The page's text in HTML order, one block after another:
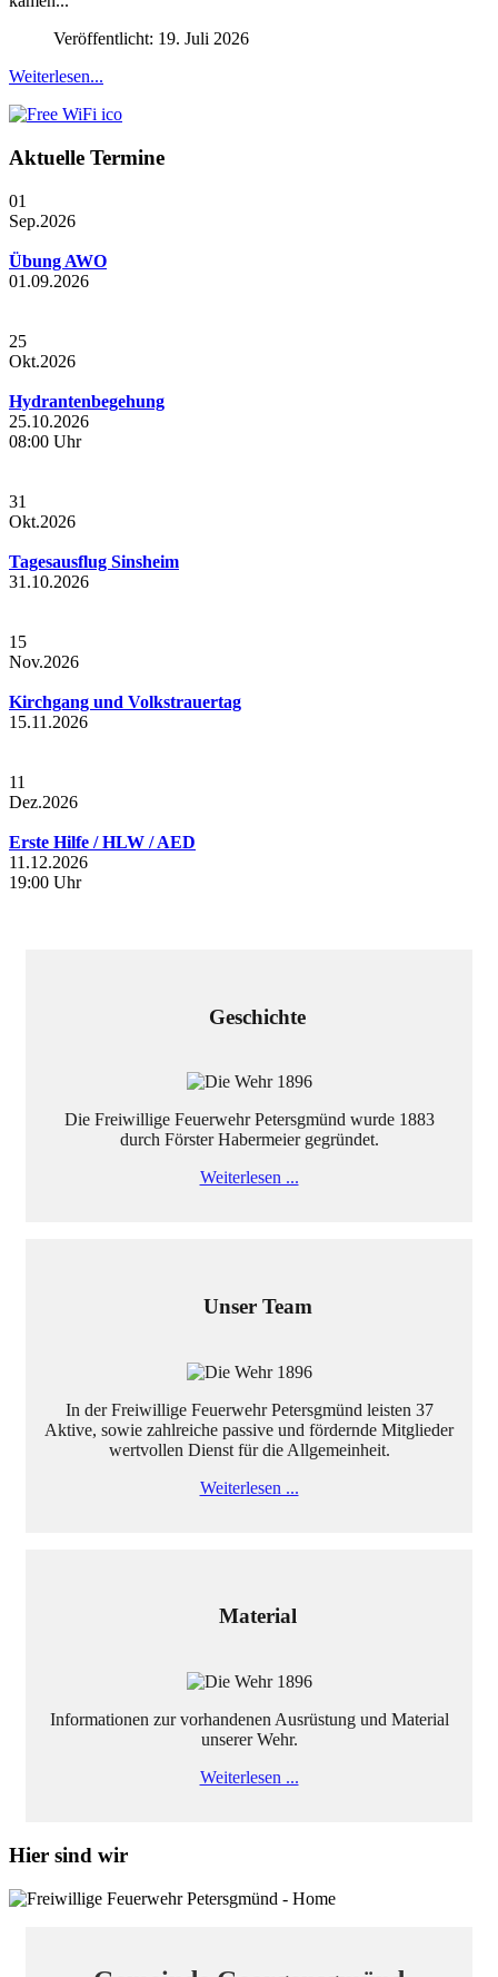
Veröffentlicht: 19. Juli 2026
Weiterlesen...
Aktuelle Termine
01
Sep.2026
Übung AWO
01.09.2026
25
Okt.2026
Hydrantenbegehung
25.10.2026
08:00 Uhr
31
Okt.2026
Tagesausflug Sinsheim
31.10.2026
15
Nov.2026
Kirchgang und Volkstrauertag
15.11.2026
11
Dez.2026
Erste Hilfe / HLW / AED
11.12.2026
19:00 Uhr
Geschichte
Die Freiwillige Feuerwehr Petersgmünd wurde 1883
durch Förster Habermeier gegründet.
Weiterlesen ...
Unser Team
In der Freiwillige Feuerwehr Petersgmünd leisten 37
Aktive, sowie zahlreiche passive und fördernde Mitglieder
wertvollen Dienst für die Allgemeinheit.
Weiterlesen ...
Material
Informationen zur vorhandenen Ausrüstung und Material
unserer Wehr.
Weiterlesen ...
Hier sind wir